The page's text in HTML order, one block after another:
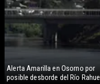
Alerta Amarilla en Osorno por
posible desborde del Río Rahue